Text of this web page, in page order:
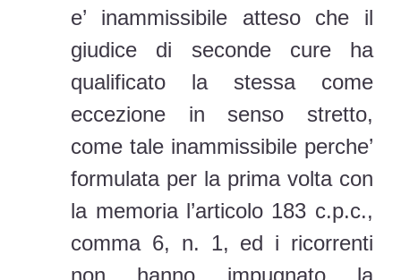
e’ inammissibile atteso che il
giudice di seconde cure ha
qualificato la stessa come
eccezione in senso stretto,
come tale inammissibile perche’
formulata per la prima volta con
la memoria l’articolo 183 c.p.c.,
comma 6, n. 1, ed i ricorrenti
non hanno impugnato la